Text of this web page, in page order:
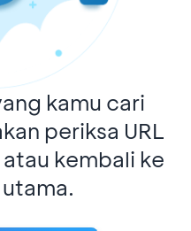
kamu cari
periksa URL
kembali ke